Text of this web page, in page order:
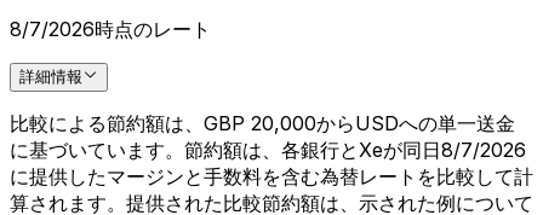
8/7/2026時点のレート
詳細情報
比較による節約額は、GBP 20,000からUSDへの単一送金
に基づいています。節約額は、各銀行とXeが同日8/7/2026
に提供したマージンと手数料を含む為替レートを比較して計
算されます。提供された比較節約額は、示された例について